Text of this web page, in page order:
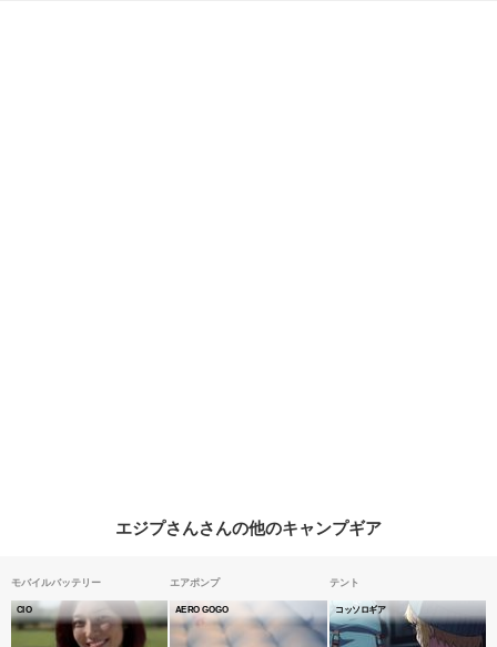
エジプさんさんの他のキャンプギア
モバイルバッテリー
CIO
エアポンプ
AERO GOGO
テント
コッソロギア